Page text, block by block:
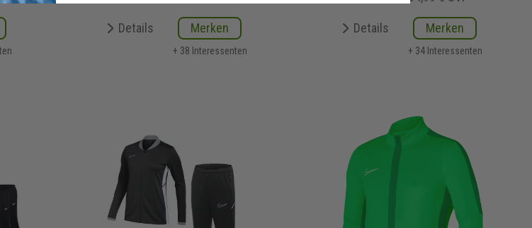
Details Merken
+ 38 Interessenten
Details Merken
+ 34 Interessenten